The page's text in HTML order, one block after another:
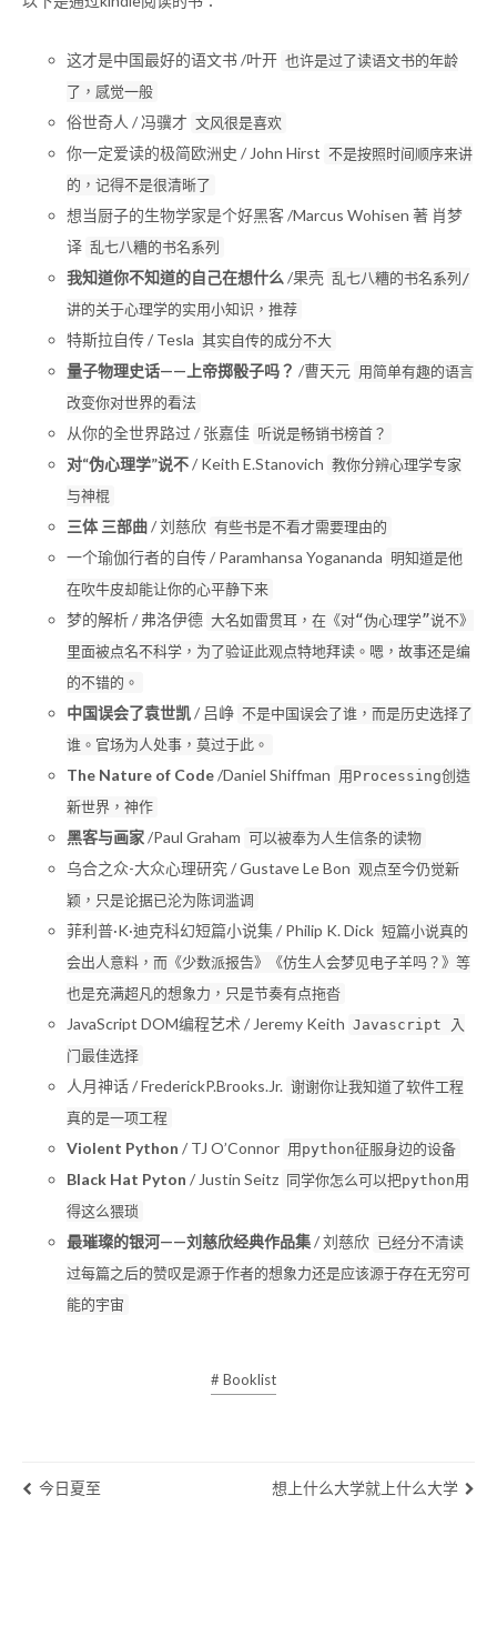
这才是中国最好的语文书 /叶开 也许是过了读语文书的年龄
了，感觉一般
俗世奇人 / 冯骥才 文风很是喜欢
你一定爱读的极简欧洲史 / John Hirst 不是按照时间顺序来讲
的，记得不是很清晰了
想当厨子的生物学家是个好黑客 /Marcus Wohisen 著 肖梦
译 乱七八糟的书名系列
我知道你不知道的自己在想什么 /果壳 乱七八糟的书名系列/
讲的关于心理学的实用小知识，推荐
特斯拉自传 / Tesla 其实自传的成分不大
量子物理史话——上帝掷骰子吗？ /曹天元 用简单有趣的语言
改变你对世界的看法
从你的全世界路过 / 张嘉佳 听说是畅销书榜首？
对“伪心理学”说不/ Keith E.Stanovich 教你分辨心理学专家
与神棍
三体 三部曲/ 刘慈欣 有些书是不看才需要理由的
一个瑜伽行者的自传 / Paramhansa Yogananda 明知道是他
在吹牛皮却能让你的心平静下来
梦的解析 / 弗洛伊德 大名如雷贯耳，在《对“伪心理学”说不》
里面被点名不科学，为了验证此观点特地拜读。嗯，故事还是编
的不错的。
中国误会了袁世凯/ 吕峥 不是中国误会了谁，而是历史选择了
谁。官场为人处事，莫过于此。
The Nature of Code/Daniel Shiffman 用Processing创造
新世界，神作
黑客与画家/Paul Graham 可以被奉为人生信条的读物
乌合之众-大众心理研究 / Gustave Le Bon 观点至今仍觉新
颖，只是论据已沦为陈词滥调
菲利普·K·迪克科幻短篇小说集 / Philip K. Dick 短篇小说真的
会出人意料，而《少数派报告》《仿生人会梦见电子羊吗？》等
也是充满超凡的想象力，只是节奏有点拖沓
JavaScript DOM编程艺术 / Jeremy Keith Javascript 入
门最佳选择
人月神话 / FrederickP.Brooks.Jr. 谢谢你让我知道了软件工程
真的是一项工程
Violent Python / TJ O’Connor 用python征服身边的设备
Black Hat Pyton / Justin Seitz 同学你怎么可以把python用
得这么猥琐
最璀璨的银河——刘慈欣经典作品集/ 刘慈欣 已经分不清读
过每篇之后的赞叹是源于作者的想象力还是应该源于存在无穷可
能的宇宙
# Booklist
今日夏至 想上什么大学就上什么大学